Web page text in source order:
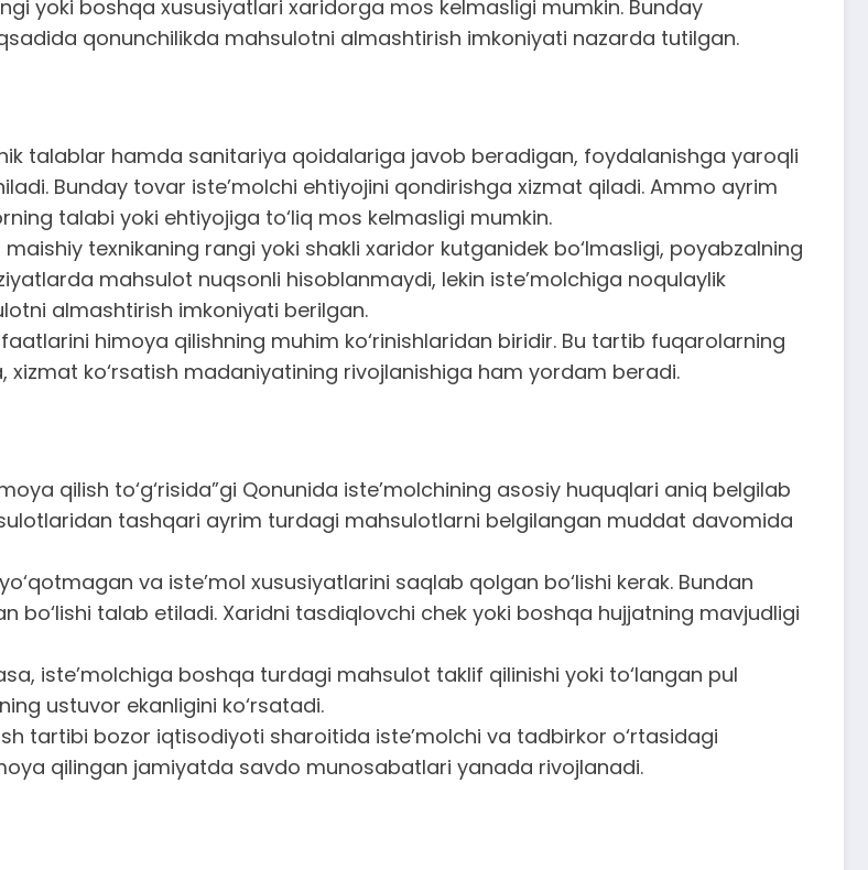
yoki boshqa xususiyatlari xaridorga mos kelmasligi mumkin. Bunday
qonunchilikda mahsulotni almashtirish imkoniyati nazarda tutilgan.
talablar hamda sanitariya qoidalariga javob beradigan, foydalanishga yaroqli
Bunday tovar iste’molchi ehtiyojini qondirishga xizmat qiladi. Ammo ayrim
talabi yoki ehtiyojiga to‘liq mos kelmasligi mumkin.
texnikaning rangi yoki shakli xaridor kutganidek bo‘lmasligi, poyabzalning
mahsulot nuqsonli hisoblanmaydi, lekin iste’molchiga noqulaylik
almashtirish imkoniyati berilgan.
himoya qilishning muhim ko‘rinishlaridan biridir. Bu tartib fuqarolarning
ko‘rsatish madaniyatining rivojlanishiga ham yordam beradi.
qilish to‘g‘risida”gi Qonunida iste’molchining asosiy huquqlari aniq belgilab
tashqari ayrim turdagi mahsulotlarni belgilangan muddat davomida
va iste’mol xususiyatlarini saqlab qolgan bo‘lishi kerak. Bundan
talab etiladi. Xaridni tasdiqlovchi chek yoki boshqa hujjatning mavjudligi
iste’molchiga boshqa turdagi mahsulot taklif qilinishi yoki to‘langan pul
ustuvor ekanligini ko‘rsatadi.
tartibi bozor iqtisodiyoti sharoitida iste’molchi va tadbirkor o‘rtasidagi
qilingan jamiyatda savdo munosabatlari yanada rivojlanadi.